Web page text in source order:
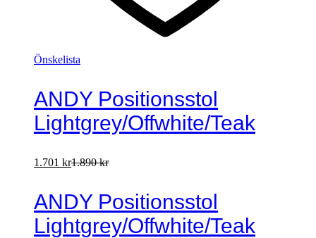
Önskelista
ANDY Positionsstol
Lightgrey/Offwhite/Teak
1.701 kr1.890kr
ANDY Positionsstol
Lightgrey/Offwhite/Teak